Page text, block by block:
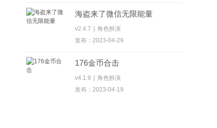
海盗来了微信无限能量
v2.4.7
角色扮演
发布：2023-04-29
176金币合击
v4.1.9
角色扮演
发布：2023-04-19